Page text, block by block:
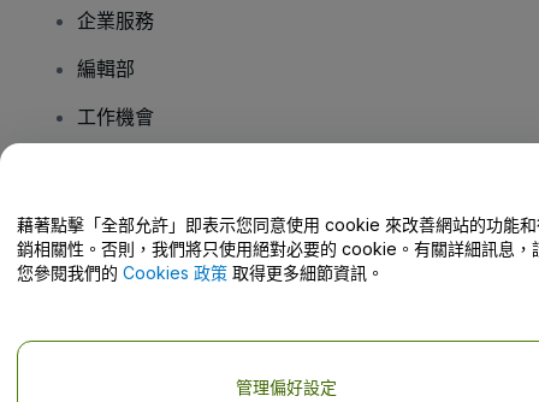
企業服務
編輯部
工作機會
幫助中心 / 聯絡我們
藉著點擊「全部允許」即表示您同意使用 cookie 來改善網站的功能
銷相關性。否則，我們將只使用絕對必要的 cookie。有關詳細訊息，
您參閱我們的 Cookies 政策 取得更多細節資訊。
管理偏好設定